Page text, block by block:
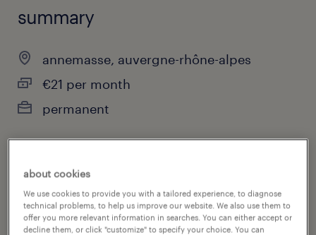
summary
annemasse, auvergne-rhône-alpes
€21 per month
permanent
job category
health & social care, practitioner & technician
about cookies
We use cookies to provide you with a tailored experience, to diagnose
technical problems, to help us improve our website. We also use them to
offer you more relevant information in searches. You can either accept or
decline them, or click "customize" to specify your choice. You can